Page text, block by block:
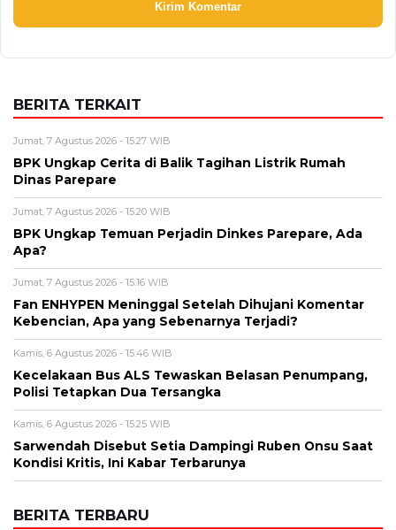
BERITA TERKAIT
Jumat, 7 Agustus 2026 - 15:27 WIB
BPK Ungkap Cerita di Balik Tagihan Listrik Rumah
Dinas Parepare
Jumat, 7 Agustus 2026 - 15:20 WIB
BPK Ungkap Temuan Perjadin Dinkes Parepare, Ada
Apa?
Jumat, 7 Agustus 2026 - 15:16 WIB
Fan ENHYPEN Meninggal Setelah Dihujani Komentar
Kebencian, Apa yang Sebenarnya Terjadi?
Kamis, 6 Agustus 2026 - 15:46 WIB
Kecelakaan Bus ALS Tewaskan Belasan Penumpang,
Polisi Tetapkan Dua Tersangka
Kamis, 6 Agustus 2026 - 15:25 WIB
Sarwendah Disebut Setia Dampingi Ruben Onsu Saat
Kondisi Kritis, Ini Kabar Terbarunya
BERITA TERBARU